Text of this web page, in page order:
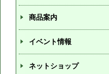
商品案内
イベント情報
ネットショップ